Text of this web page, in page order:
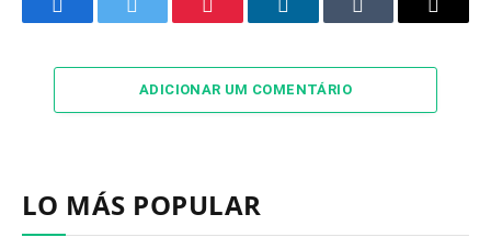
FacebookTwitter Pinterest LinkedInTumblr Email
ADICIONAR UM COMENTÁRIO
LO MÁS POPULAR